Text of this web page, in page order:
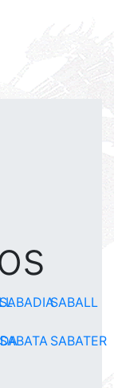
SABADIASABALL
SABATER